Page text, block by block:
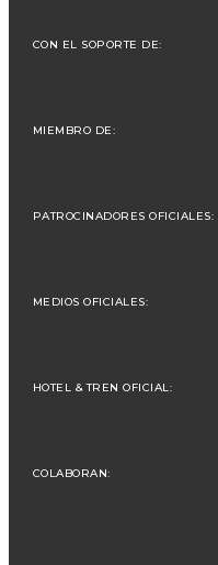
CON EL SOPORTE DE:
MIEMBRO DE:
PATROCINADORES OFICIALES:
MEDIOS OFICIALES:
HOTEL & TREN OFICIAL:
COLABORAN: